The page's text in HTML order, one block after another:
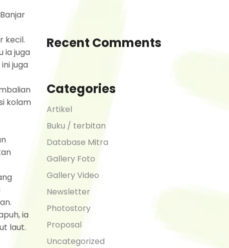
kecil.
ia juga
juga
kolam
ia
laut.
Recent Comments
Categories
Artikel
Buku / terbitan
Database Mitra
Gallery Foto
Gallery Video
Newsletter
Photostory
Proposal
Uncategorized